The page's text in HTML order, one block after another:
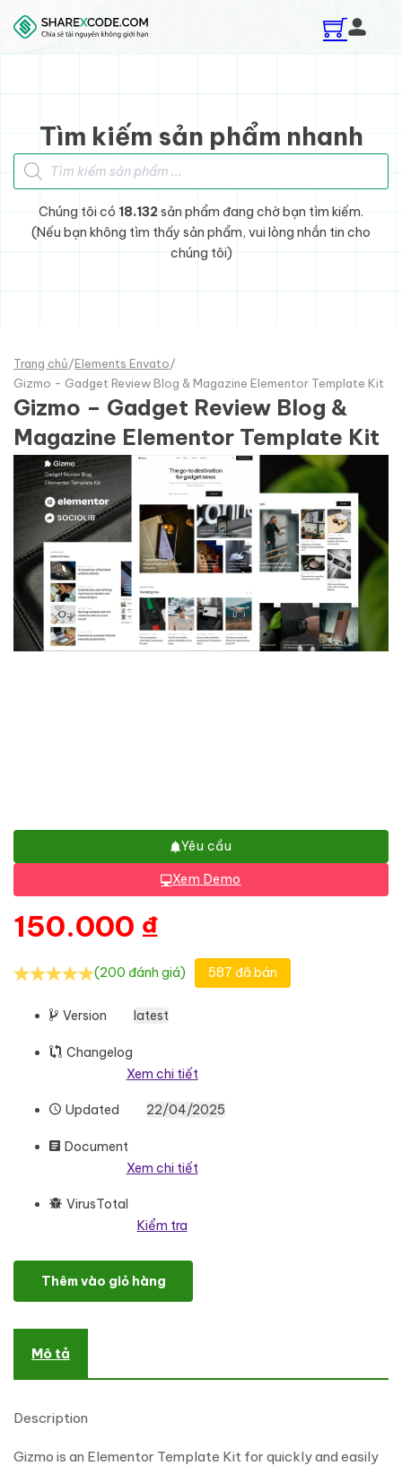
Skip to main content
Skip to footer
Tìm kiếm sản phẩm nhanh
Tìm kiếm sản phẩm
Chúng tôi có 18.132sản phẩm đang chờ bạn tìm kiếm.
(Nếu bạn không tìm thấy sản phẩm, vui lòng nhắn tin cho
chúng tôi)
Trang chủ/Elements Envato/
Gizmo - Gadget Review Blog & Magazine Elementor Template Kit
Gizmo – Gadget Review Blog &
Magazine Elementor Template Kit
Yêu cầu
Xem Demo
150.000 ₫
(200 đánh giá) 587 đã bán
Version latest
Changelog
Xem chi tiết
Updated 22/04/2025
Document
Xem chi tiết
VirusTotal
Kiểm tra
Gizmo - Gadget Review Blog & Magazine Elementor Template
Thêm vào giỏ hàng
Mô tả
Description
Gizmo is an Elementor Template Kit for quickly and easily